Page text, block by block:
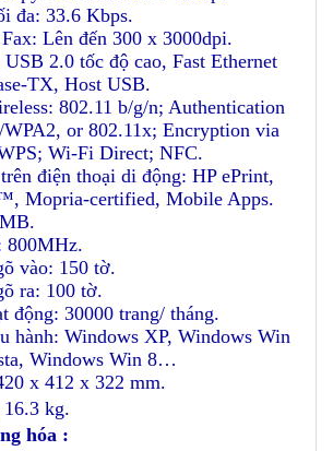
đa: 33.6 Kbps.
Lên đến 300 x 3000dpi.
2.0 tốc độ cao, Fast Ethernet
TX, Host USB.
802.11 b/g/n; Authentication
or 802.11x; Encryption via
Wi-Fi Direct; NFC.
điện thoại di động: HP ePrint,
Mopria-certified, Mobile Apps.
800MHz.
vào: 150 tờ.
ra: 100 tờ.
động: 30000 trang/ tháng.
hành: Windows XP, Windows Win
Windows Win 8…
x 412 x 322 mm.
kg.
hóa :